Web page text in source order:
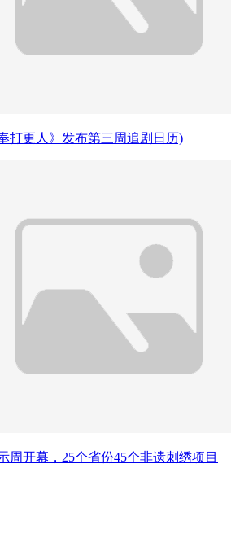
打更人》发布第三周追剧日历)
周开幕，25个省份45个非遗刺绣项目